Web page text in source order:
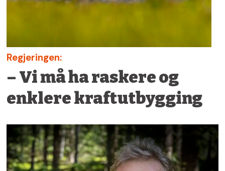
Regjeringen:
– Vi må ha raskere og
enklere kraftutbygging